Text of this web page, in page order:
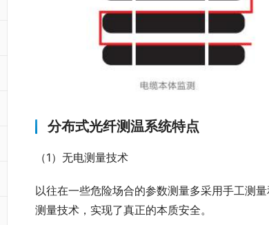
分布式光纤测温系统特点
（1）无电测量技术
以往在一些危险场合的参数测量多采用手工测
测量技术，实现了真正的本质安全。